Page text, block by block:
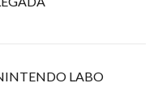
LABO